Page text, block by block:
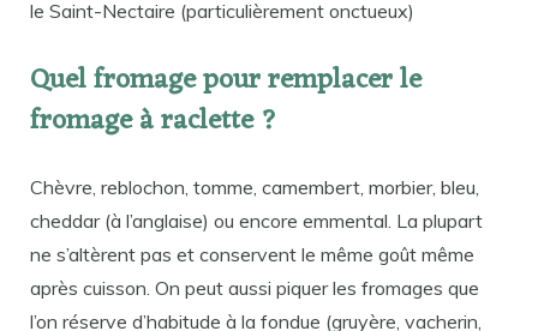
le Saint-Nectaire (particulièrement onctueux)
Quel fromage pour remplacer le
fromage à raclette ?
Chèvre, reblochon, tomme, camembert, morbier, bleu,
cheddar (à l’anglaise) ou encore emmental. La plupart
ne s’altèrent pas et conservent le même goût même
après cuisson. On peut aussi piquer les fromages que
l’on réserve d’habitude à la fondue (gruyère, vacherin,